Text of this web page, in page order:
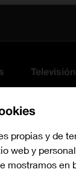
Televisión
propias y de
web y
mostramos en